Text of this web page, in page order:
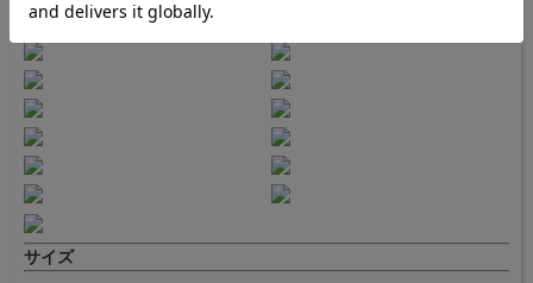
Drifter ]
サイズ